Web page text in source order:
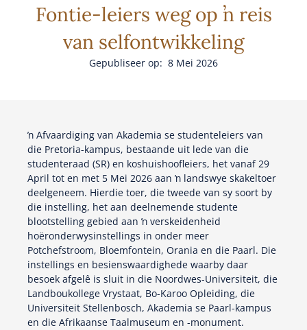
Fontie-leiers weg op ŉ reis
van selfontwikkeling
Gepubliseer op: 8 Mei 2026
ŉ Afvaardiging van Akademia se studenteleiers van
die Pretoria-kampus, bestaande uit lede van die
studenteraad (SR) en koshuishoofleiers, het vanaf 29
April tot en met 5 Mei 2026 aan ŉ landswye skakeltoer
deelgeneem. Hierdie toer, die tweede van sy soort by
die instelling, het aan deelnemende studente
blootstelling gebied aan ŉ verskeidenheid
hoëronderwysinstellings in onder meer
Potchefstroom, Bloemfontein, Orania en die Paarl. Die
instellings en besienswaardighede waarby daar
besoek afgelê is sluit in die Noordwes-Universiteit, die
Landboukollege Vrystaat, Bo-Karoo Opleiding, die
Universiteit Stellenbosch, Akademia se Paarl-kampus
en die Afrikaanse Taalmuseum en -monument.